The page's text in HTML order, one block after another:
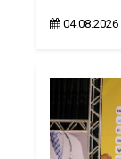
04.08.2026